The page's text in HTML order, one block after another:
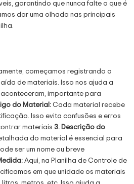
garantindo que nunca falte o que é
dar uma olhada nas principais
começamos registrando a
de materiais. Isso nos ajuda a
importante para
do Material: Cada material recebe
Isso evita confusões e erros
materiais.3. Descrição do
do material é essencial para
ser um nome ou breve
Aqui, na Planilha de Controle de
em que unidade os materiais